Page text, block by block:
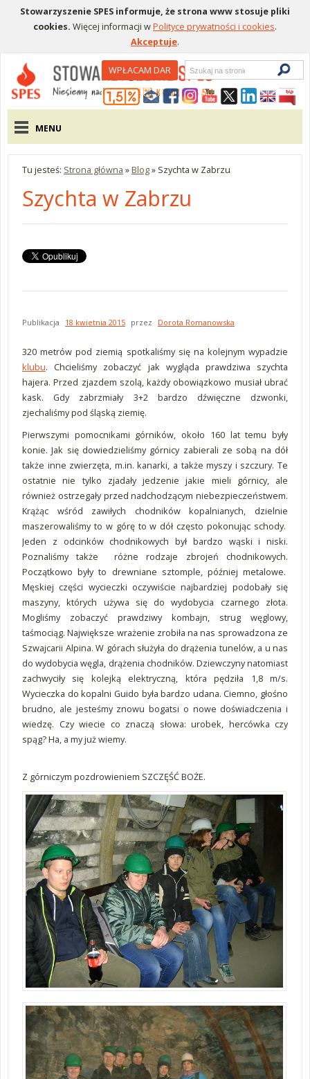
Stowarzyszenie SPES informuje, że strona www stosuje pliki
cookies. Więcej informacji wPolityce prywatności i cookies.
Akceptuje.
Menu pomocniczeWPŁACAM DAR
Wyszukiwarka
Menu główne
MENU
Tu jesteś: Strona główna » Blog» Szychta w Zabrzu
Szychta w Zabrzu
Publikacja 18 kwietnia 2015 przez Dorota Romanowska
320 metrów pod ziemią spotkaliśmy się na kolejnym wypadzie
klubu. Chcieliśmy zobaczyć jak wygląda prawdziwa szychta
hajera. Przed zjazdem szolą, każdy obowiązkowo musiał ubrać
kask. Gdy zabrzmiały 3+2 bardzo dźwięczne dzwonki,
zjechaliśmy pod śląską ziemię.
Pierwszymi pomocnikami górników, około 160 lat temu były
konie. Jak się dowiedzieliśmy górnicy zabierali ze sobą na dół
także inne zwierzęta, m.in. kanarki, a także myszy i szczury. Te
ostatnie nie tylko zjadały jedzenie jakie mieli górnicy, ale
również ostrzegały przed nadchodzącym niebezpieczeństwem.
Krążąc wśród zawiłych chodników kopalnianych, dzielnie
maszerowaliśmy to w górę to w dół często pokonując schody.
Jeden z odcinków chodnikowych był bardzo wąski i niski.
Poznaliśmy także różne rodzaje zbrojeń chodnikowych.
Początkowo były to drewniane sztomple, później metalowe.
Męskiej części wycieczki oczywiście najbardziej podobały się
maszyny, których używa się do wydobycia czarnego złota.
Mogliśmy zobaczyć prawdziwy kombajn, strug węglowy,
taśmociąg. Największe wrażenie zrobiła na nas sprowadzona ze
Szwajcarii Alpina. W górach służyła do drążenia tunelów, a u nas
do wydobycia węgla, drążenia chodników. Dziewczyny natomiast
zachwyciły się kolejką elektryczną, która pędziła 1,8 m/s.
Wycieczka do kopalni Guido była bardzo udana. Ciemno, głośno
brudno, ale jesteśmy znowu bogatsi o nowe doświadczenia i
wiedzę. Czy wiecie co znaczą słowa: urobek, hercówka czy
spąg? Ha, a my już wiemy.
Z górniczym pozdrowieniem SZCZĘŚĆ BOŻE.